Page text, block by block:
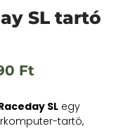
SL tartó
Ft
SLegy
tartó,